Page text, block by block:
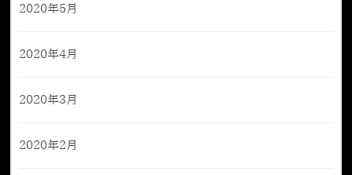
2020年5月
2020年4月
2020年3月
2020年2月